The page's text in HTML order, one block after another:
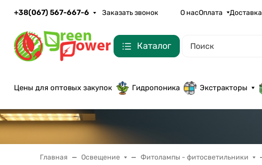
+38(067) 567-667-6 Заказать звонок О насОплата Доставка
Каталог
Цены для оптовых закупок Гидропоника Экстракторы
Главная Освещение Фитолампы - фитосветильники